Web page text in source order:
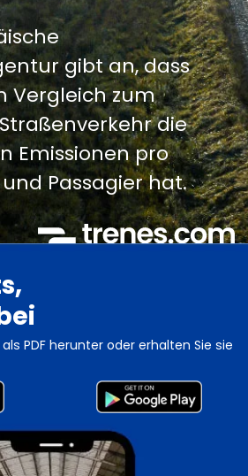
gibt an, dass
Vergleich zum
die
Emissionen pro
Passagier hat.
PDF herunter oder erhalten Sie sie